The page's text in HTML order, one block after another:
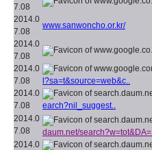
7.08
2014.0
7.08
www.sanwoncho.or.kr/
2014.0
7.08
2014.0
7.08
l?sa=t&source=web&c..
2014.0
7.08
earch?nil_suggest..
2014.0
7.08
daum.net/search?w=tot&DA=..
2014.0